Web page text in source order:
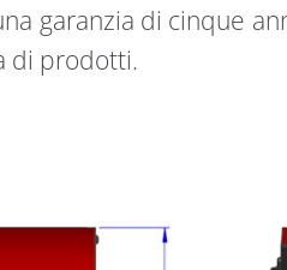
garanzia di cinque
di prodotti.